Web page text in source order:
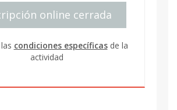
online cerrada
condiciones específicasde la
actividad